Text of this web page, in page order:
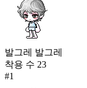
발그레 발그레
착용 수 23
#1